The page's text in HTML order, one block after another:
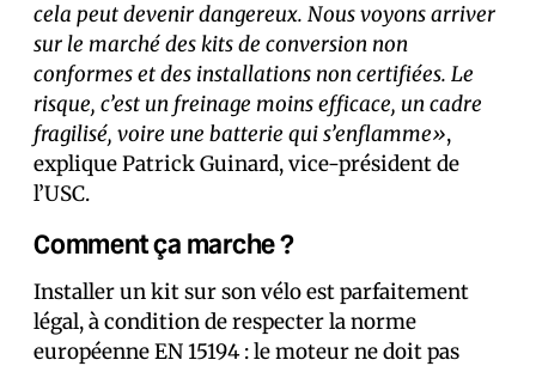
cela peutdevenir dangereux. Nous voyons arriver
sur le marché des kits de conversion non
conformes et des installations non certifiées. Le
risque, c’est un freinage moins efficace, un cadre
fragilisé, voire une batterie qui s’enflamme»,
explique Patrick Guinard, vice-président de
l’USC.
Comment ça marche ?
Installer un kit sur son vélo est parfaitement
légal, à condition de respecter la norme
européenne EN 15194 : le moteur ne doit pas